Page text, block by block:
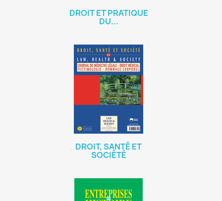
DROIT ET PRATIQUE
DU...
DROIT, SANTÉ ET
SOCIÉTÉ